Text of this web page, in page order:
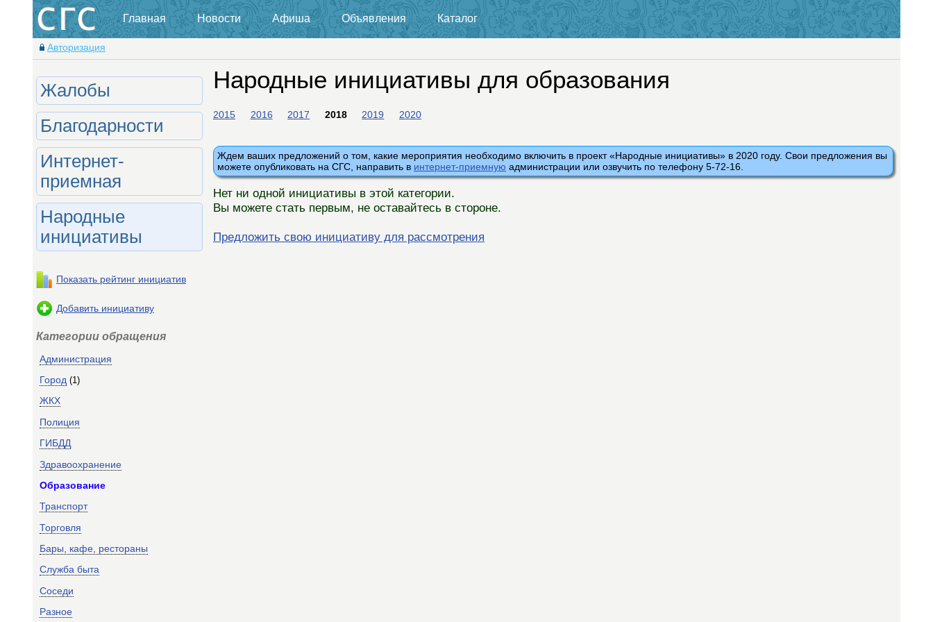
Главная Новости Афиша Объявления Каталог
Авторизация
Жалобы
Благодарности
Интернет-
приемная
Народные
инициативы
Показать рейтинг инициатив
Добавить инициативу
Категории обращения
Администрация
Город (1)
ЖКХ
Полиция
ГИБДД
Здравоохранение
Образование
Транспорт
Торговля
Бары, кафе, рестораны
Служба быта
Соседи
Разное
Народные инициативы для образования
2015 2016 2017 2018 2019 2020
Ждем ваших предложений о том, какие мероприятия необходимо включить в проект «Народные инициативы» в 2020 году. Свои предложения вы
можете опубликовать на СГС, направить в интернет-приемную администрации или озвучить по телефону 5-72-16.
Нет ни одной инициативы в этой категории.
Вы можете стать первым, не оставайтесь в стороне.
Предложить свою инициативу для рассмотрения